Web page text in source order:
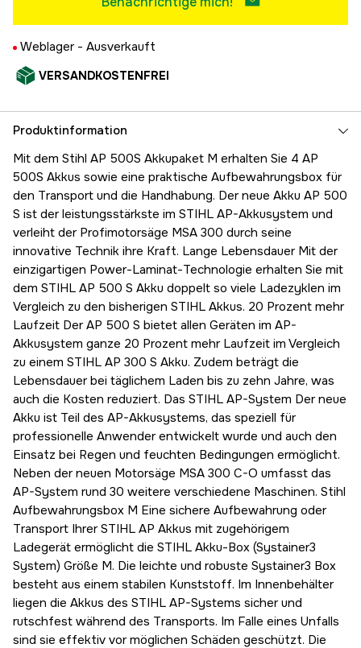
Weblager - Ausverkauft
VERSANDKOSTENFREI
Produktinformation
Mit dem Stihl AP 500S Akkupaket M erhalten Sie 4 AP
500S Akkus sowie eine praktische Aufbewahrungsbox für
den Transport und die Handhabung. Der neue Akku AP 500
S ist der leistungsstärkste im STIHL AP-Akkusystem und
verleiht der Profimotorsäge MSA 300 durch seine
innovative Technik ihre Kraft. Lange Lebensdauer Mit der
einzigartigen Power-Laminat-Technologie erhalten Sie mit
dem STIHL AP 500 S Akku doppelt so viele Ladezyklen im
Vergleich zu den bisherigen STIHL Akkus. 20 Prozent mehr
Laufzeit Der AP 500 S bietet allen Geräten im AP-
Akkusystem ganze 20 Prozent mehr Laufzeit im Vergleich
zu einem STIHL AP 300 S Akku. Zudem beträgt die
Lebensdauer bei täglichem Laden bis zu zehn Jahre, was
auch die Kosten reduziert. Das STIHL AP-System Der neue
Akku ist Teil des AP-Akkusystems, das speziell für
professionelle Anwender entwickelt wurde und auch den
Einsatz bei Regen und feuchten Bedingungen ermöglicht.
Neben der neuen Motorsäge MSA 300 C-O umfasst das
AP-System rund 30 weitere verschiedene Maschinen. Stihl
Aufbewahrungsbox M Eine sichere Aufbewahrung oder
Transport Ihrer STIHL AP Akkus mit zugehörigem
Ladegerät ermöglicht die STIHL Akku-Box (Systainer3
System) Größe M. Die leichte und robuste Systainer3 Box
besteht aus einem stabilen Kunststoff. Im Innenbehälter
liegen die Akkus des STIHL AP-Systems sicher und
rutschfest während des Transports. Im Falle eines Unfalls
sind sie effektiv vor möglichen Schäden geschützt. Die